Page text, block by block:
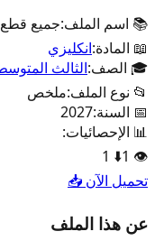
📚 اسم الملف:جميع قطع
📖 المادة:انكليزي
🎓 الصف:الثالث
📂 نوع الملف:ملخص
📅 السنة:2027
📊 الإحصائيات:
👁️
1
⬇️
1
تحميل الآن 📥
عن هذا الملف